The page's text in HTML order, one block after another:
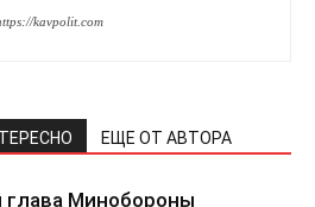
kavpolit.com
ЕЩЕ ОТ АВТОРА
Минобороны